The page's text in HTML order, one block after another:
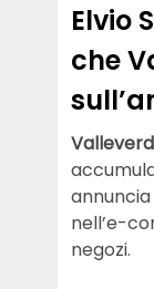
Elvio
che
nell’e-
negozi.